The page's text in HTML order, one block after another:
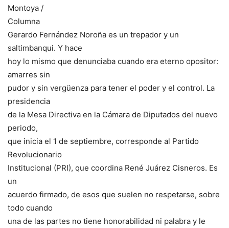
Montoya /
Columna
Gerardo Fernández Noroña es un trepador y un
saltimbanqui. Y hace
hoy lo mismo que denunciaba cuando era eterno opositor:
amarres sin
pudor y sin vergüenza para tener el poder y el control. La
presidencia
de la Mesa Directiva en la Cámara de Diputados del nuevo
periodo,
que inicia el 1 de septiembre, corresponde al Partido
Revolucionario
Institucional (PRI), que coordina René Juárez Cisneros. Es
un
acuerdo firmado, de esos que suelen no respetarse, sobre
todo cuando
una de las partes no tiene honorabilidad ni palabra y le